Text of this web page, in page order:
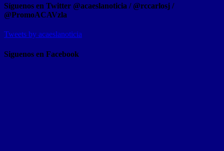
Síguenos en Twitter @acaeslanoticia / @rccarlosj /
@PromoACAVzla
Tweets by acaeslanoticia
Siguenos en Facebook